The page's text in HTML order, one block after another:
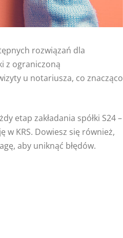
rozwiązań dla
z ograniczoną
u notariusza, co znacząco
etap zakładania spółki S24 –
KRS. Dowiesz się również,
aby uniknąć błędów.